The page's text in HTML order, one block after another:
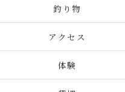
釣り物
アクセス
体験